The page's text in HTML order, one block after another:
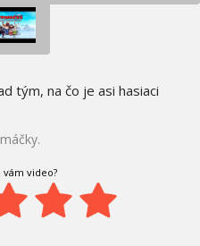
tým, na čo je asi hasiaci
vám video?